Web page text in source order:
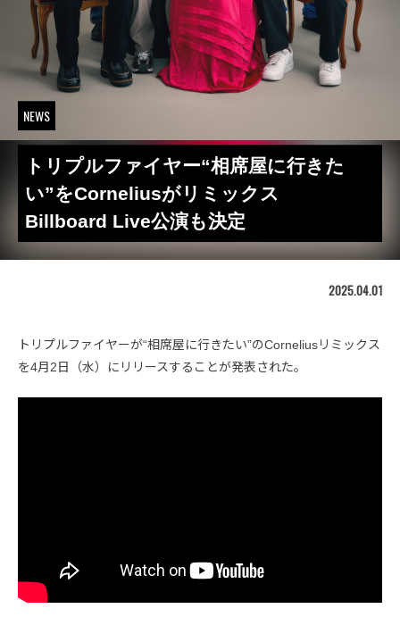
NEWS
トリプルファイヤー“相席屋に行きた
い”をCorneliusがリミックス
Billboard Live公演も決定
2025.04.01
トリプルファイヤーが“相席屋に行きたい”のCorneliusリミックス
を4月2日（水）にリリースすることが発表された。